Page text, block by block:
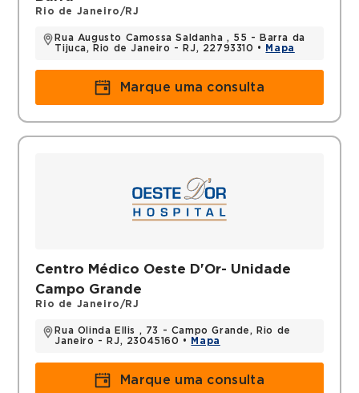
Rio de Janeiro/RJ
Rua Augusto Camossa Saldanha , 55 - Barra da
Tijuca, Rio de Janeiro - RJ, 22793310 •
Mapa
Marque uma consulta
Centro Médico Oeste D'Or- Unidade
Campo Grande
Rio de Janeiro/RJ
Rua Olinda Ellis , 73 - Campo Grande, Rio de
Janeiro - RJ, 23045160 •
Mapa
Marque uma consulta